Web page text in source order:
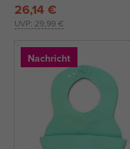
UVP: 29,99 €
26,14 €
Nachricht